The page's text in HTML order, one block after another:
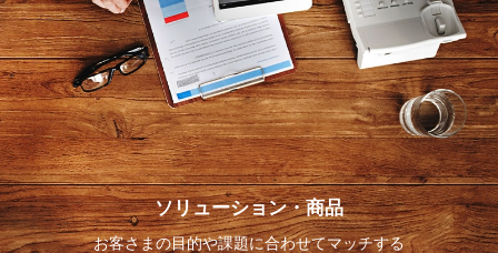
ソリューション・商品
お客さまの目的や課題に合わせてマッチする